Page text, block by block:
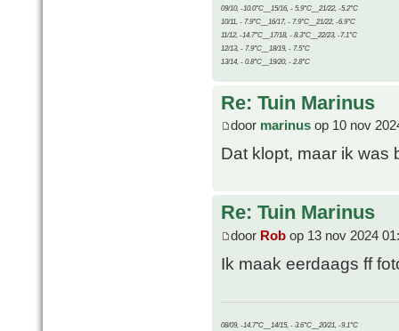
09/10, -10.0°C__15/16, - 5.9°C__21/22, -5.2°C
10/11, - 7.9°C__16/17, - 7.9°C__21/22, -6.9°C
11/12, -14.7°C__17/18, - 8.3°C__22/23, -7.1°C
12/13, - 7.9°C__18/19, - 7.5°C
13/14, - 0.8°C__19/20, - 2.8°C
Re: Tuin Marinus
door marinus op 10 nov
Dat klopt, maar ik was
Re: Tuin Marinus
door Rob op 13 nov 2024
Ik maak eerdaags ff
08/09, -14.7°C__14/15, - 3.6°C__20/21, -9.1°C